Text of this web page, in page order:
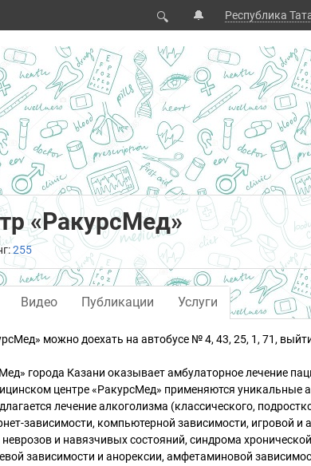
🔍 🔔 Республика
«РакурсМед»
255
Видео Публикации Услуги
можно доехать на автобусе № 4, 43, 25, 1, 71,
города Казани оказывает амбулаторное лечение
центре «РакурсМед» применяются уникальные
лечение алкоголизма (классического,
зависимости, компьютерной зависимости, игровой и
и навязчивых состояний, синдрома
зависимости и анорексии, амфетаминовой